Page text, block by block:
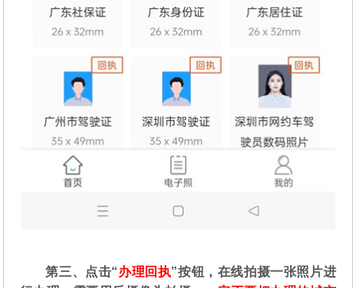
第三、点击“办理回执”按钮，在线拍摄一张照片进